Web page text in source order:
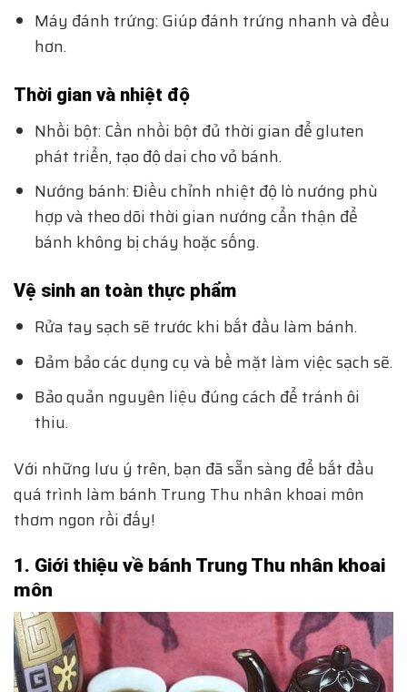
Máy đánh trứng: Giúp đánh trứng nhanh và đều
hơn.
Thời gian và nhiệt độ
Nhồi bột: Cần nhồi bột đủ thời gian để gluten
phát triển, tạo độ dai cho vỏ bánh.
Nướng bánh: Điều chỉnh nhiệt độ lò nướng phù
hợp và theo dõi thời gian nướng cẩn thận để
bánh không bị cháy hoặc sống.
Vệ sinh an toàn thực phẩm
Rửa tay sạch sẽ trước khi bắt đầu làm bánh.
Đảm bảo các dụng cụ và bề mặt làm việc sạch sẽ.
Bảo quản nguyên liệu đúng cách để tránh ôi
thiu.
Với những lưu ý trên, bạn đã sẵn sàng để bắt đầu
quá trình làm bánh Trung Thu nhân khoai môn
thơm ngon rồi đấy!
1. Giới thiệu về bánh Trung Thu nhân khoai
môn